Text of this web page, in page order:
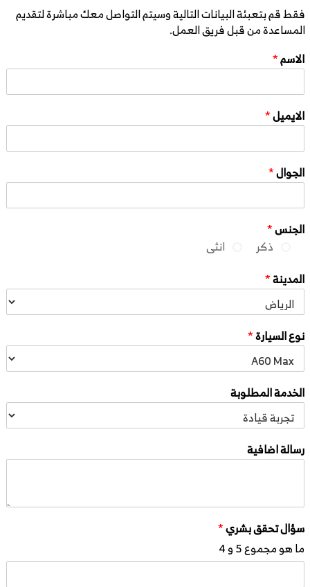
فقط قم بتعبئة البيانات التالية وسيتم التواصل معك مباشرة لتقديم
المساعدة من قبل فريق العمل.
الاسم*
الايميل*
الجوال*
الجنس*
ذكر
انثى
المدينة*
نوع السيارة*
الخدمة المطلوبة
رسالة اضافية
سؤال تحقق بشري*
ما هو مجموع 5 و 4